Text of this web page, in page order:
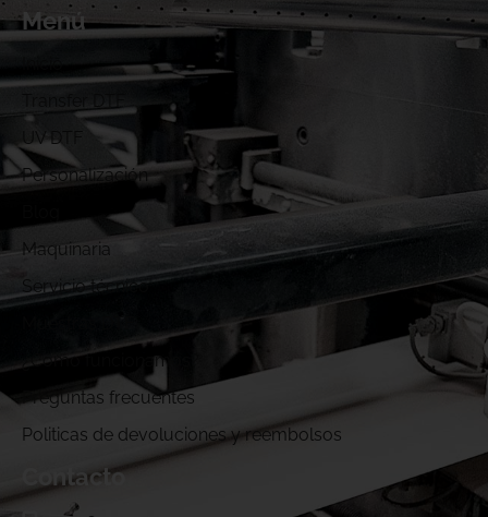
Menú
UV DTF
Personalización
Maquinaria
Servicio técnico
¿Cómo funcionamos?
Preguntas frecuentes
Politicas de devoluciones y reembolsos
Contacto